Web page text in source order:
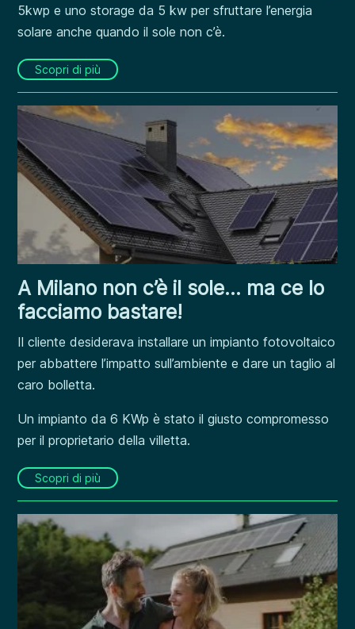
5kwp e uno storage da 5 kw per sfruttare l’energia
solare anche quando il sole non c’è.
Scopri di più
A Milano non c’è il sole… ma ce lo
facciamo bastare!
Il cliente desiderava installare un impianto fotovoltaico
per abbattere l’impatto sull’ambiente e dare un taglio al
caro bolletta.
Un impianto da 6 KWp è stato il giusto compromesso
per il proprietario della villetta.
Scopri di più